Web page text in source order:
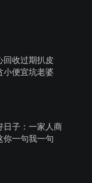
回收过期扒皮
小便宜坑老婆
日子：一家人商
你一句我一句